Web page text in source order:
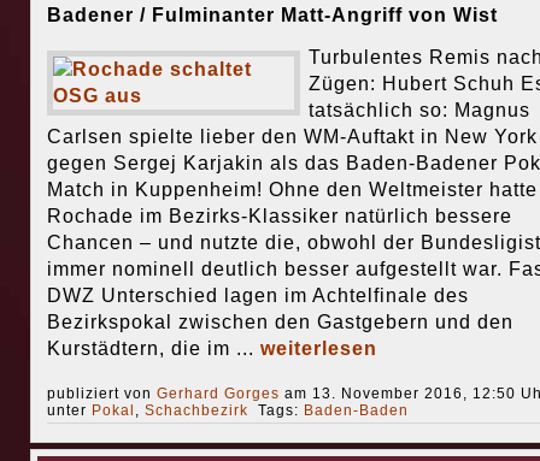
Badener / Fulminanter Matt-Angriff von Wist
Turbulentes Remis
Zügen: Hubert Schuh
tatsächlich so: Magnus
Carlsen spielte lieber den WM-Auftakt in New York
gegen Sergej Karjakin als das Baden-Badener
Match in Kuppenheim! Ohne den Weltmeister
Rochade im Bezirks-Klassiker natürlich bessere
Chancen – und nutzte die, obwohl der
immer nominell deutlich besser aufgestellt war.
DWZ Unterschied lagen im Achtelfinale des
Bezirkspokal zwischen den Gastgebern und den
Kurstädtern, die im ... weiterlesen
publiziert von Gerhard Gorges am 13. November 2016, 12:50
unter Pokal , Schachbezirk Tags: Baden-Baden